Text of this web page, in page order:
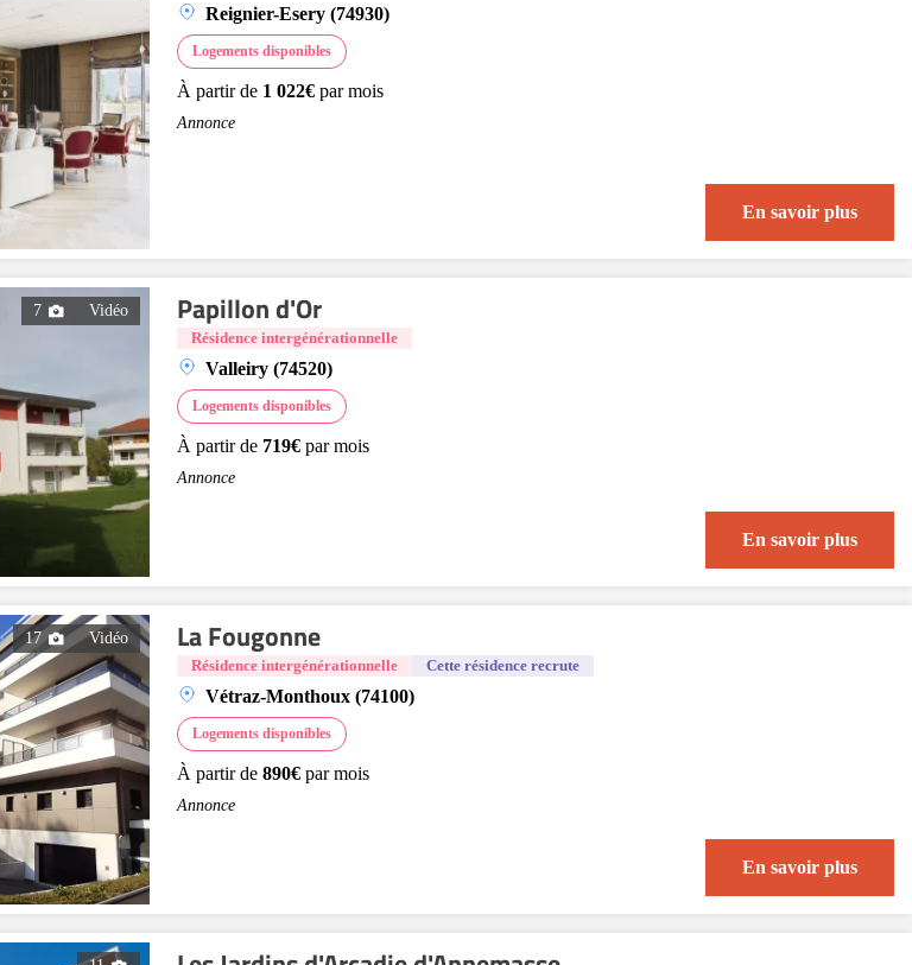
Reignier-Esery (74930)
Logements disponibles
À partir de 1 022€ par mois
Annonce
En savoir plus
7 Vidéo Papillon d'Or
Résidence intergénérationnelle
Valleiry (74520)
Logements disponibles
À partir de 719€ par mois
Annonce
En savoir plus
17 Vidéo La Fougonne
Résidence intergénérationnelle Cette résidence recrute
Vétraz-Monthoux (74100)
Logements disponibles
À partir de 890€ par mois
Annonce
En savoir plus